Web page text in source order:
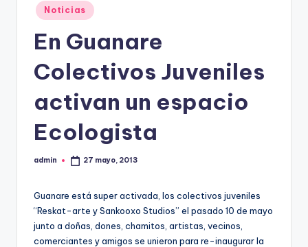
Graffiti,
Arte.
Publicado
en
Noticias
En Guanare
Colectivos Juveniles
activan un espacio
Ecologista
Publicado
admin 27 mayo, 2013
Guanare está super activada, los colectivos juveniles
“Reskat-arte y Sankooxo Studios” el pasado 10 de mayo
junto a doñas, dones, chamitos, artistas, vecinos,
comerciantes y amigos se unieron para re-inaugurar la